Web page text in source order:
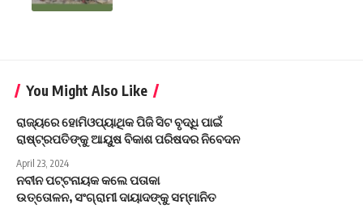
You Might Also Like
ରାଜ୍ୟରେ ହୋମିଓପ୍ୟାଥିକ ପିଜି ସିଟ ବୃଦ୍ଧି ପାଇଁ
ରାଷ୍ଟ୍ରପତିଙ୍କୁ ଆୟୁଷ ବିକାଶ ପରିଷଦର ନିବେଦନ
April 23, 2024
ନବୀନ ପଟ୍ଟନାୟକ କଲେ ପତାକା
ଉତ୍ତୋଳନ, ସଂଗ୍ରାମୀ ଦାୟାଦଙ୍କୁ ସମ୍ମାନିତ